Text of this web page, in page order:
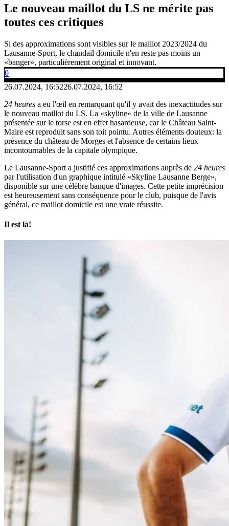
Le nouveau maillot du LS ne mérite pas
toutes ces critiques
Si des approximations sont visibles sur le maillot 2023/2024 du
Lausanne-Sport, le chandail domicile n'en reste pas moins un
«banger», particulièrement original et innovant.
0
26.07.2024, 16:5226.07.2024, 16:52
24 heures a eu l'œil en remarquant qu'il y avait des inexactitudes sur
le nouveau maillot du LS. La «skyline» de la ville de Lausanne
présentée sur le torse est en effet hasardeuse, car le Château Saint-
Maire est reproduit sans son toit pointu. Autres éléments douteux: la
présence du château de Morges et l'absence de certains lieux
incontournables de la capitale olympique.
Le Lausanne-Sport a justifié ces approximations auprès de 24 heures
par l'utilisation d'un graphique intitulé «Skyline Lausanne Berge»,
disponible sur une célèbre banque d'images. Cette petite imprécision
est heureusement sans conséquence pour le club, puisque de l'avis
général, ce maillot domicile est une vraie réussite.
Il est là!